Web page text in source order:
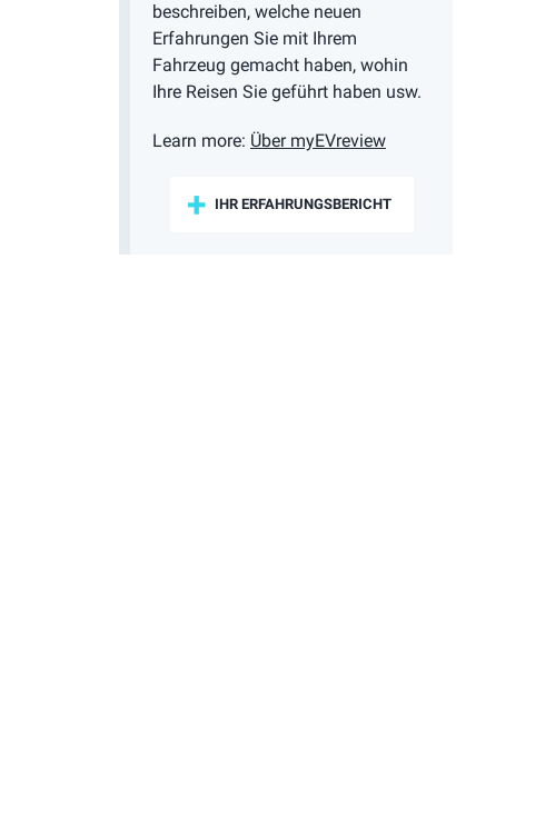
beschreiben, welche neuen
Erfahrungen Sie mit Ihrem
Fahrzeug gemacht haben, wohin
Ihre Reisen Sie geführt haben usw.
Learn more: Über myEVreview
IHR ERFAHRUNGSBERICHT